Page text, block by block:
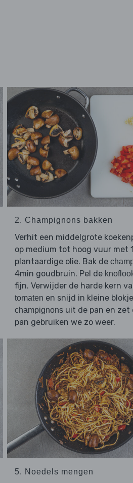
2. Champignons bakken
Verhit een middelgrote
op medium tot hoog vuur met
plantaardige olie. Bak de
4min goudbruin. Pel de
fijn. Verwijder de harde kern
tomaten en snijd in kleine
champignonsuit de pan en zet
pan gebruiken we zo weer.
5. Noedels mengen